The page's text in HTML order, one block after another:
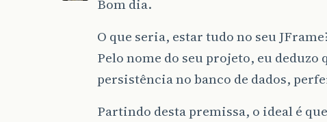
Bom dia.
O que seria, estar tudo no seu
Pelo nome do seu projeto, eu
persistência no banco de dados,
Partindo desta premissa, o ideal é